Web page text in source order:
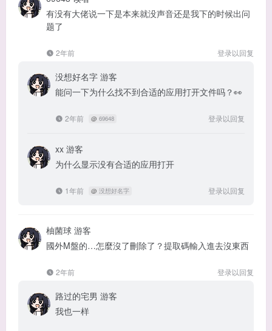
有没有大佬说一下是本来就没声音还是我下的时候出问
题了
2年前 登录以回复
没想好名字 游客
能问一下为什么找不到合适的应用打开文件吗？👀
2年前 @ 69648 登录以回复
xx 游客
为什么显示没有合适的应用打开
1年前 @ 没想好名字 登录以回复
柚菌球 游客
國外M盤的…怎麼沒了刪除了？提取碼輸入進去沒東西
2年前 登录以回复
路过的宅男 游客
我也一样